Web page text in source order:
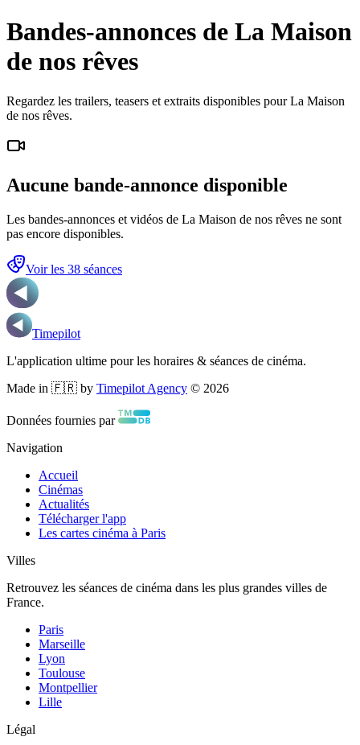
Bandes-annonces de La Maison
de nos rêves
Regardez les trailers, teasers et extraits disponibles pour La Maison
de nos rêves.
Aucune bande-annonce disponible
Les bandes-annonces et vidéos de La Maison de nos rêves ne sont
pas encore disponibles.
Voir les 38 séances
Timepilot
L'application ultime pour les horaires & séances de cinéma.
Made in 🇫🇷 by Timepilot Agency © 2026
Données fournies par
Navigation
Accueil
Cinémas
Actualités
Télécharger l'app
Les cartes cinéma à Paris
Villes
Retrouvez les séances de cinéma dans les plus grandes villes de
France.
Paris
Marseille
Lyon
Toulouse
Montpellier
Lille
Légal